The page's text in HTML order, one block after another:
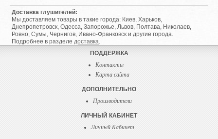
Доставка глушителей:
Мы доставляем товары в такие города: Киев, Харьков,
Днепропетровск, Одесса, Запорожье, Львов, Полтава, Николаев,
Ровно, Сумы, Чернигов, Ивано-Франковск и другие города.
Подробнее в разделе доставка
ПОДДЕРЖКА
Контакты
Карта сайта
ДОПОЛНИТЕЛЬНО
Производители
ЛИЧНЫЙ КАБИНЕТ
Личный Кабинет